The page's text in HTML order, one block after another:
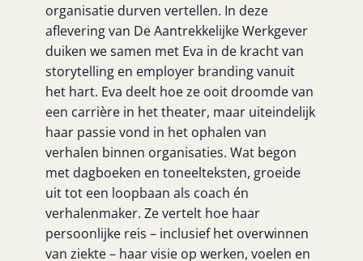
organisatie durven vertellen. In deze
aflevering van De Aantrekkelijke Werkgever
duiken we samen met Eva in de kracht van
storytelling en employer branding vanuit
het hart. Eva deelt hoe ze ooit droomde van
een carrière in het theater, maar uiteindelijk
haar passie vond in het ophalen van
verhalen binnen organisaties. Wat begon
met dagboeken en toneelteksten, groeide
uit tot een loopbaan als coach én
verhalenmaker. Ze vertelt hoe haar
persoonlijke reis – inclusief het overwinnen
van ziekte – haar visie op werken, voelen en